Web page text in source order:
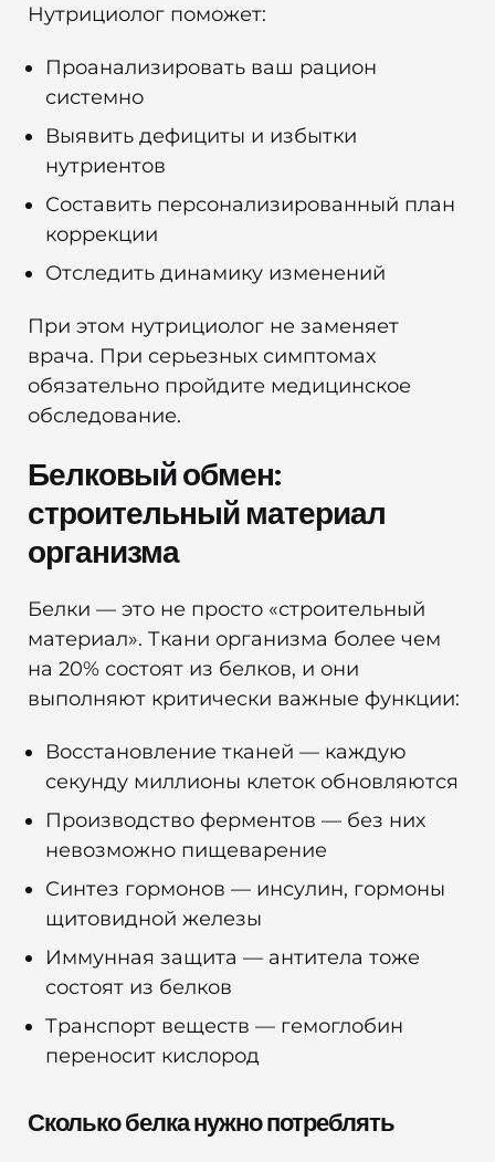
Нутрициолог поможет:
Проанализировать ваш рацион
системно
Выявить дефициты и избытки
нутриентов
Составить персонализированный план
коррекции
Отследить динамику изменений
При этом нутрициолог не заменяет
врача. При серьезных симптомах
обязательно пройдите медицинское
обследование.
Белковый обмен:
строительный материал
организма
Белки — это не просто «строительный
материал». Ткани организма более чем
на 20% состоят из белков, и они
выполняют критически важные функции:
Восстановление тканей — каждую
секунду миллионы клеток обновляются
Производство ферментов — без них
невозможно пищеварение
Синтез гормонов — инсулин, гормоны
щитовидной железы
Иммунная защита — антитела тоже
состоят из белков
Транспорт веществ — гемоглобин
переносит кислород
Сколько белка нужно потреблять